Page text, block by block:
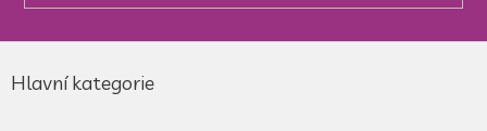
Hlavní kategorie